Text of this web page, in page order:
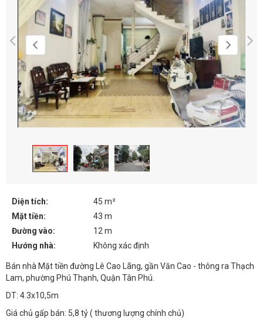
Diện tích:
45 m²
Mặt tiền:
43 m
Đường vào:
12 m
Hướng nhà:
Không xác định
Bán nhà Mặt tiền đường Lê Cao Lãng, gần Văn Cao - thông ra Thạch
Lam, phường Phú Thạnh, Quận Tân Phú.
DT: 4.3x10,5m
Giá chủ gấp bán: 5,8 tỷ ( thương lượng chính chủ)